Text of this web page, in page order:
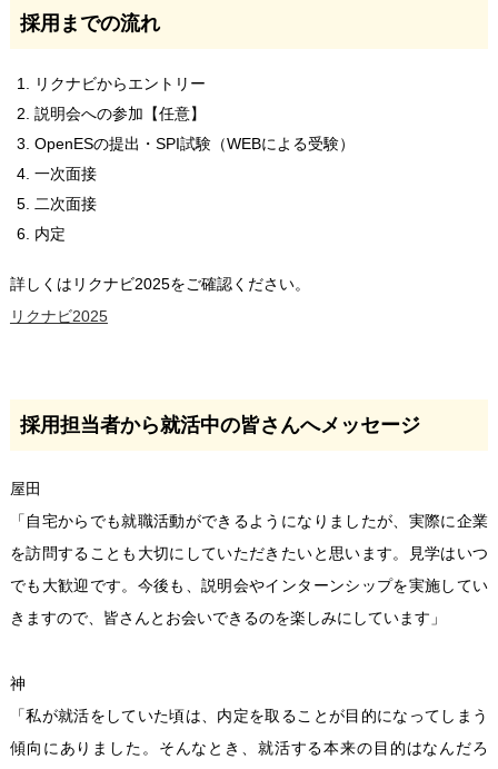
採用までの流れ
リクナビからエントリー
説明会への参加【任意】
OpenESの提出・SPI試験（WEBによる受験）
一次面接
二次面接
内定
詳しくはリクナビ2025をご確認ください。
リクナビ2025
採用担当者から就活中の皆さんへメッセージ
屋田
「自宅からでも就職活動ができるようになりましたが、実際に企業
を訪問することも大切にしていただきたいと思います。見学はいつ
でも大歓迎です。今後も、説明会やインターンシップを実施してい
きますので、皆さんとお会いできるのを楽しみにしています」
神
「私が就活をしていた頃は、内定を取ることが目的になってしまう
傾向にありました。そんなとき、就活する本来の目的はなんだろ